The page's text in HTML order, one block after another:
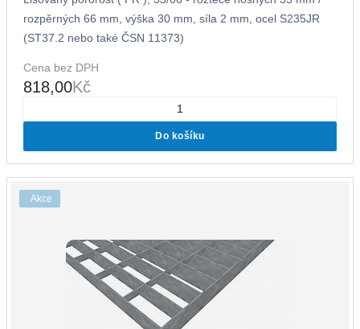
rozpěrných 66 mm, výška 30 mm, síla 2 mm, ocel S235JR
(ST37.2 nebo také ČSN 11373)
Cena bez DPH
818,00Kč
Do košíku
Akce